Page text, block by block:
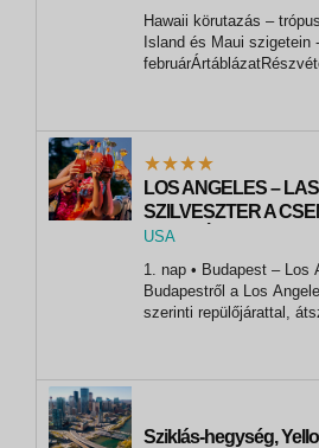
Waikiki
Hawaii körutazás –
Island és Maui szigetein
februárÁrtáblázatRészvételi díj
Utazási szolgáltatások
/ fő 2 549 900 Repülőtéri illeték kb. / fő 195 000
LOS ANGELES –
SZILVESZTER A
PARTJÁN
USA
Los Angeles
1. nap • Budapest – Los
Budapestről a Los
szerinti repülőjárattal,
szállodába. Szállás Los
Hollywood szívében
Sziklás-hegység,